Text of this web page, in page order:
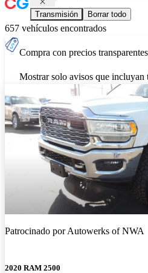
Transmisión Borrar todo
657 vehículos encontrados
Compra con precios
Mostrar solo avisos que incluyan
Patrocinado porAutowerks of NWA
2020 RAM 2500